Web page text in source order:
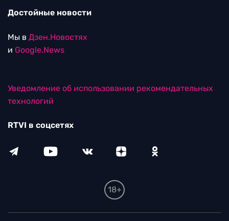
Достойные новости
Мы в Дзен.Новостях
и Google.News
Уведомление об использовании рекомендательных
технологий
RTVI в соцсетях
18+